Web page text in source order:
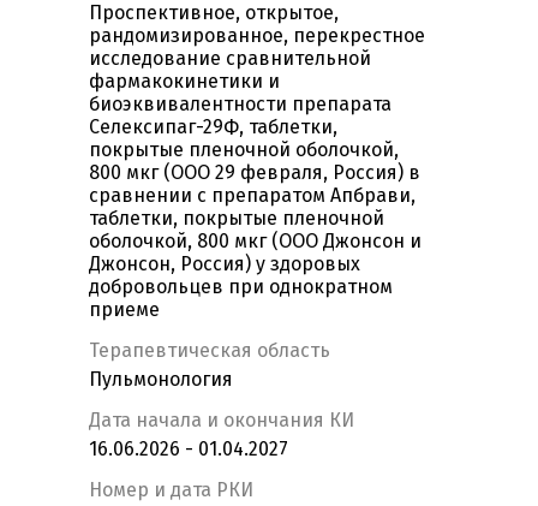
Проспективное, открытое,
рандомизированное, перекрестное
исследование сравнительной
фармакокинетики и
биоэквивалентности препарата
Селексипаг-29Ф, таблетки,
покрытые пленочной оболочкой,
800 мкг (ООО 29 февраля, Россия) в
сравнении с препаратом Апбрави,
таблетки, покрытые пленочной
оболочкой, 800 мкг (ООО Джонсон и
Джонсон, Россия) у здоровых
добровольцев при однократном
приеме
Терапевтическая область
Пульмонология
Дата начала и окончания КИ
16.06.2026 - 01.04.2027
Номер и дата РКИ